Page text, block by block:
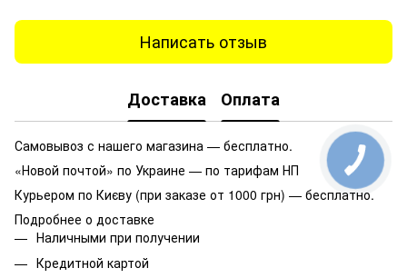
Написать отзыв
Доставка Оплата
Самовывоз с нашего магазина — бесплатно.
«Новой почтой» по Украине — по тарифам НП
Курьером по Києву (при заказе от 1000 грн) — бесплатно.
Подробнее о доставке
Наличными при получении
Кредитной картой